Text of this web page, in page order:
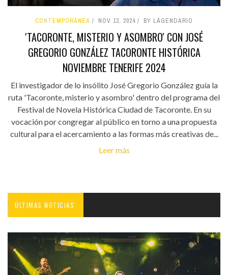
CONTEMPORÁNEA NOV 13, 2024 BY LAGENDARIO
'TACORONTE, MISTERIO Y ASOMBRO' CON JOSÉ
GREGORIO GONZÁLEZ TACORONTE HISTÓRICA
NOVIEMBRE TENERIFE 2024
El investigador de lo insólito José Gregorio González guía la
ruta 'Tacoronte, misterio y asombro' dentro del programa del
Festival de Novela Histórica Ciudad de Tacoronte. En su
vocación por congregar al público en torno a una propuesta
cultural para el acercamiento a las formas más creativas de...
Leer más
ÚLTIMAS NOTICIAS'